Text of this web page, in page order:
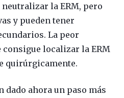
la ERM, pero
y pueden tener
La peor
consigue localizar la ERM
quirúrgicamente.
dado ahora un paso más